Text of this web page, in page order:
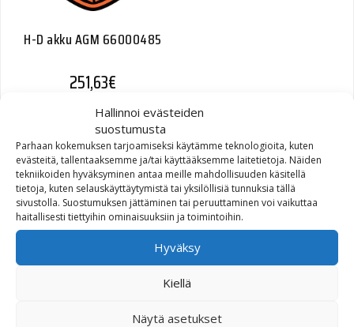
Hallinnoi evästeiden
suostumusta
Parhaan kokemuksen tarjoamiseksi käytämme teknologioita, kuten
evästeitä, tallentaaksemme ja/tai käyttääksemme laitetietoja. Näiden
tekniikoiden hyväksyminen antaa meille mahdollisuuden käsitellä
tietoja, kuten selauskäyttäytymistä tai yksilöllisiä tunnuksia tällä
sivustolla. Suostumuksen jättäminen tai peruuttaminen voi vaikuttaa
haitallisesti tiettyihin ominaisuuksiin ja toimintoihin.
Hyväksy
Kiellä
Näytä asetukset
H-D akku AGM 66000485
251,63€
Harley-Davidson®